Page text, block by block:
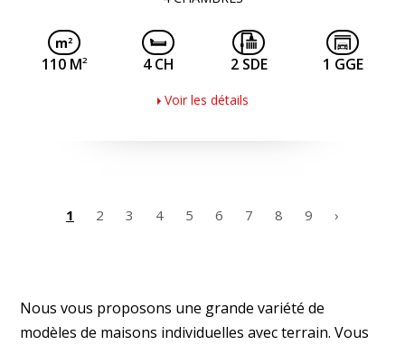
110 M2 4 CH 2 SDE 1 GGE
Voir les détails
1 2 3 4 5 6 7 8 9 ›
Nous vous proposons une grande variété de
modèles de maisons individuelles avec terrain. Vous